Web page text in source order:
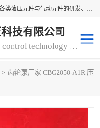
无锡乾锐锋液压科技有限公司，系专业从事各类液压元件与气动元件的研发、生产和销售业务为一体的生产型齿轮泵厂家、液压齿轮泵厂家。主要生产销售风冷式冷却器、液压油风冷却器，冷却器厂家直销、齿轮泵型号、齿轮泵厂家排名详情可来电咨询！
技有限公司
QIANRUIFENG fluid control technology co. LTD
> 齿轮泵厂家 CBG2050-A1R 压
过滤器